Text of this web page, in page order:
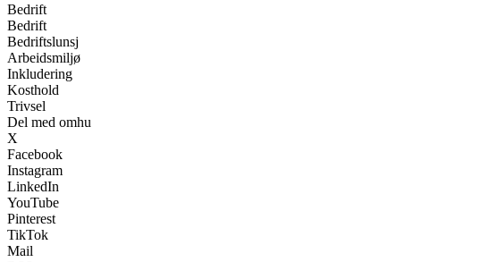
Bedrift
Bedrift
Bedriftslunsj
Arbeidsmiljø
Inkludering
Kosthold
Trivsel
Del med omhu
X
Facebook
Instagram
LinkedIn
YouTube
Pinterest
TikTok
Mail